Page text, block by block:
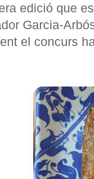
edició que
Garcia-
el concurs